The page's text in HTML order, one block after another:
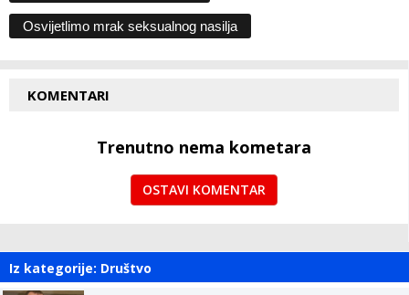
Osvijetlimo mrak seksualnog nasilja
KOMENTARI
Trenutno nema kometara
OSTAVI KOMENTAR
Iz kategorije: Društvo